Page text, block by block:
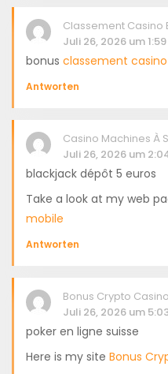
Classement Casino
Juli 26, 2026 um
bonus classement
Antworten
Casino Machines À
Juli 26, 2026 um
blackjack dépôt 5 euros
Take a look at my web
mobile
Antworten
Bonus Crypto
Juli 26, 2026 um
poker en ligne suisse
Here is my site Bonus